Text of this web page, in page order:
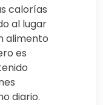
calorías
al lugar
alimento
es
diario.